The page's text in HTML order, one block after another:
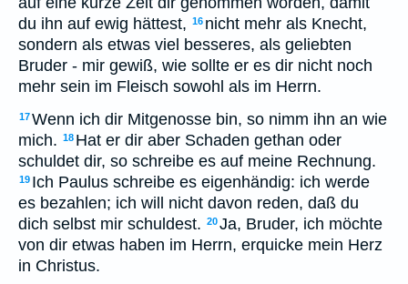
du ihn auf ewig hättest, 16 nicht mehr als Knecht,
sondern als etwas viel besseres, als geliebten
Bruder - mir gewiß, wie sollte er es dir nicht noch
mehr sein im Fleisch sowohl als im Herrn.
17Wenn ich dir Mitgenosse bin, so nimm ihn an wie
mich. 18 Hat er dir aber Schaden gethan oder
schuldet dir, so schreibe es auf meine Rechnung.
19 Ich Paulus schreibe es eigenhändig: ich werde
es bezahlen; ich will nicht davon reden, daß du
dich selbst mir schuldest. 20Ja, Bruder, ich möchte
von dir etwas haben im Herrn, erquicke mein Herz
in Christus.